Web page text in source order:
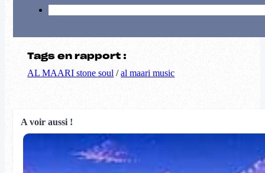
Tags en rapport :
AL MAARI stone soul /al maari music
A voir aussi !